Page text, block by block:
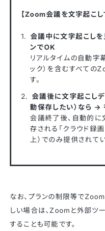
【Zoom会議を文字起こ
会議中に文字起こし
ンでOK
リアルタイムの自動字
ック）を含むすべての
す。
会議後に文字起こし
動保存したい）なら →
会議終了後、自動的に
存される「クラウド録
上）でのみ提供されてい
なお、プランの制限等で
しい場合は、Zoomと外部ツ
することも可能です。